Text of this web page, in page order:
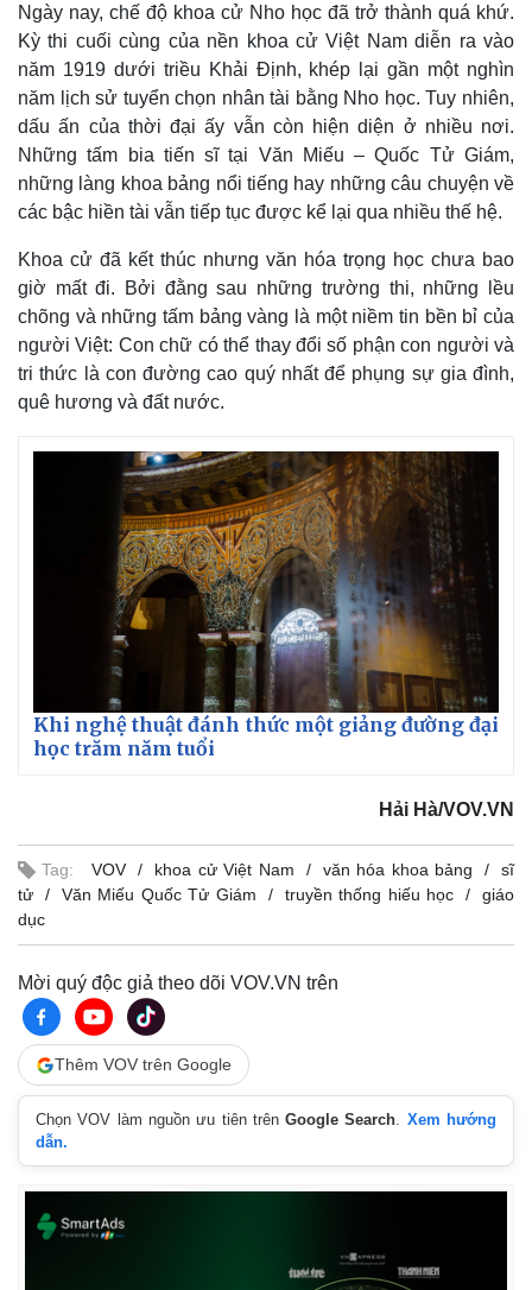
Ngày nay, chế độ khoa cử Nho học đã trở thành quá khứ.
Kỳ thi cuối cùng của nền khoa cử Việt Nam diễn ra vào
năm 1919 dưới triều Khải Định, khép lại gần một nghìn
năm lịch sử tuyển chọn nhân tài bằng Nho học. Tuy nhiên,
dấu ấn của thời đại ấy vẫn còn hiện diện ở nhiều nơi.
Những tấm bia tiến sĩ tại Văn Miếu – Quốc Tử Giám,
những làng khoa bảng nổi tiếng hay những câu chuyện về
các bậc hiền tài vẫn tiếp tục được kể lại qua nhiều thế hệ.
Khoa cử đã kết thúc nhưng văn hóa trọng học chưa bao
giờ mất đi. Bởi đằng sau những trường thi, những lều
chõng và những tấm bảng vàng là một niềm tin bền bỉ của
người Việt: Con chữ có thể thay đổi số phận con người và
tri thức là con đường cao quý nhất để phụng sự gia đình,
quê hương và đất nước.
Khi nghệ thuật đánh thức một giảng đường đại
học trăm năm tuổi
Hải Hà/VOV.VN
Tag: VOV khoa cử Việt Nam văn hóa khoa bảng
sĩ
tử
Văn Miếu Quốc Tử Giám truyền thống hiếu học
giáo
dục
Mời quý độc giả theo dõi VOV.VN trên
Thêm VOV trên Google
Chọn VOV làm nguồn ưu tiên trênGoogle Search. Xem hướng
dẫn.